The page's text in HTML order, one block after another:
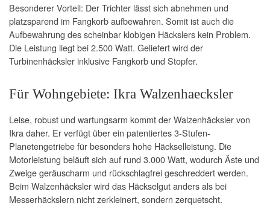
Besonderer Vorteil: Der Trichter lässt sich abnehmen und
platzsparend im Fangkorb aufbewahren. Somit ist auch die
Aufbewahrung des scheinbar klobigen Häckslers kein Problem.
Die Leistung liegt bei 2.500 Watt. Geliefert wird der
Turbinenhäcksler inklusive Fangkorb und Stopfer.
Für Wohngebiete: Ikra Walzenhaecksler
Leise, robust und wartungsarm kommt der Walzenhäcksler von
Ikra daher. Er verfügt über ein patentiertes 3-Stufen-
Planetengetriebe für besonders hohe Häckselleistung. Die
Motorleistung beläuft sich auf rund 3.000 Watt, wodurch Äste und
Zweige geräuscharm und rückschlagfrei geschreddert werden.
Beim Walzenhäcksler wird das Häckselgut anders als bei
Messerhäckslern nicht zerkleinert, sondern zerquetscht.